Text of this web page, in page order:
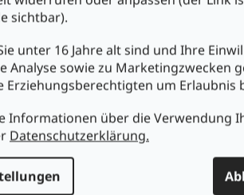
sichtbar).
unter 16 Jahre alt sind und Ihre
Analyse sowie zu Marketingzwecken
Erziehungsberechtigten um Erlaubnis
Informationen über die Verwendung
Datenschutzerklärung.
Absperrventil installieren,
kann das Gerät dann dem System
Umzug kann der Installateur das
und ein anderes kompatibles Ventil
Standor installieren. Der elektrische
in wenigen Sekunden ohne Werkzeug vom
- Die Szenarien
von Routinehandlungen und das
des Wassers. Sie können zur
in folgenden Fällen verwendet